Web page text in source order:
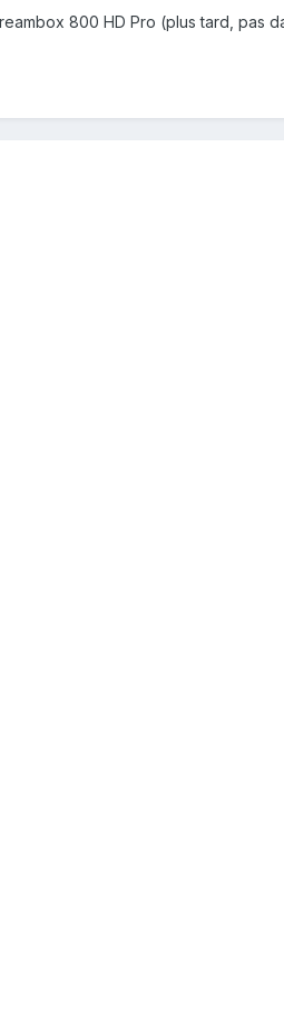
800 HD Pro (plus tard, pas